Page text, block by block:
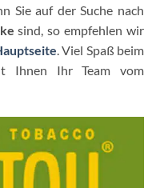
Sie auf der Suche nach
sind, so empfehlen wir
. Viel Spaß beim
Ihnen Ihr Team vom